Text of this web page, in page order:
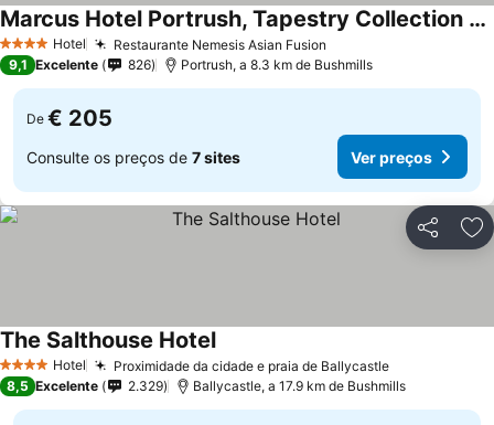
4 EstrelasHotel Restaurante Nemesis Asian Fusion
Marcus Hotel Portrush, Tapestry Collection By Hilton
Ver preços
9,1 Excelente 826 Portrush, a 8.3 km de Bushmills
De € 205
Consulte os preços de 7 sites Ver preços
Partilhar
4 EstrelasHotel Proximidade da cidade e praia de BallycastleVer preços
The Salthouse HotelVer preços
8,5 Excelente 2.329 Ballycastle, a 17.9 km de Bushmills